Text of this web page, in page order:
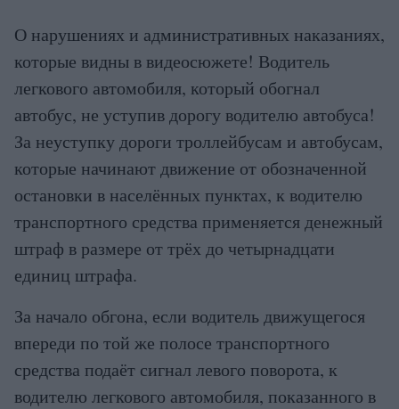
О нарушениях и административных наказаниях,
которые видны в видеосюжете! Водитель
легкового автомобиля, который обогнал
автобус, не уступив дорогу водителю автобуса!
За неуступку дороги троллейбусам и автобусам,
которые начинают движение от обозначенной
остановки в населённых пунктах, к водителю
транспортного средства применяется денежный
штраф в размере от трёх до четырнадцати
единиц штрафа.
За начало обгона, если водитель движущегося
впереди по той же полосе транспортного
средства подаёт сигнал левого поворота, к
водителю легкового автомобиля, показанного в